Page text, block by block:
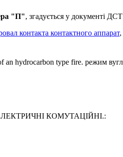
"П", згадується у
контакта контактного аппарат,
an hydrocarbon type fire. режим
ЕЛЕКТРИЧНІ КОМУТАЦІЙНІ.: